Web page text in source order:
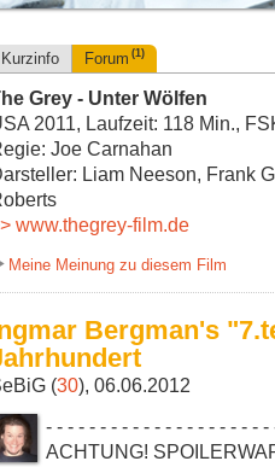
Kurzinfo Forum (1)
Grey - Unter Wölfen
2011, Laufzeit: 118 Min.,
Joe Carnahan
Liam Neeson, Frank
www.thegrey-film.de
Meine Meinung zu diesem Film
Bergman's
(30), 06.06.2012
- - - - - - - - - - - - - - - - - - - - -
ACHTUNG!